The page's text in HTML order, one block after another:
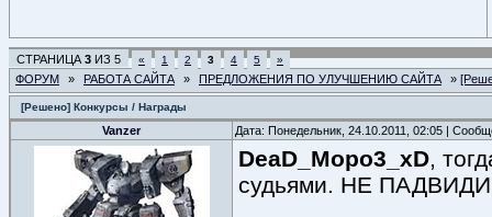
СТРАНИЦА 3 ИЗ 5 « 1 2 3 4 5 »
ФОРУМ » РАБОТА САЙТА » ПРЕДЛОЖЕНИЯ ПО УЛУЧШЕНИЮ САЙТА »
[Решено] Конкурсы / Награды
Vanzer Дата: Понедельник, 24.10.2011, 02:05 |
DeaD_Mopo3_xD,
судьями. НЕ